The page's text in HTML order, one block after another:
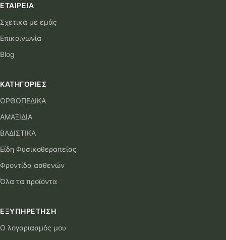
ΕΤΑΙΡΕΊΑ
Σχετικά με εμάς
Επικοινωνία
Blog
ΚΑΤΗΓΟΡΊΕΣ
ΟΡΘΟΠΕΔΙΚΑ
ΑΜΑΞΙΔΙΑ
ΒΑΔΙΣΤΙΚΑ
Είδη Φυσικοθεραπείας
Φροντίδα ασθενών
Όλα τα προϊόντα
ΕΞΥΠΗΡΈΤΗΣΗ
Ο λογαριασμός μου